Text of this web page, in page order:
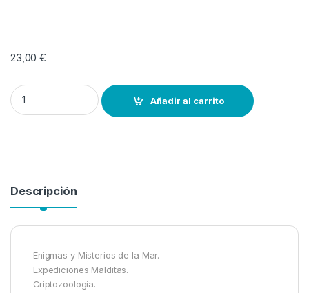
23,00€
"Enigmas y Misterios de la Mar"--Expediciones, Faros, Buques
Añadir al carrito
Descripción
Enigmas y Misterios de la Mar.
Expediciones Malditas.
Criptozoología.